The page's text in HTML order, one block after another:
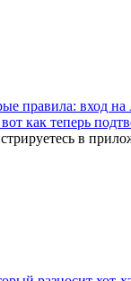
правила: вход
как теперь
в